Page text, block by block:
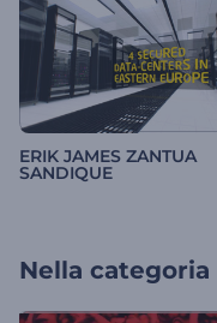
ERIK JAMES ZANTUA
SANDIQUE
Nella categoria